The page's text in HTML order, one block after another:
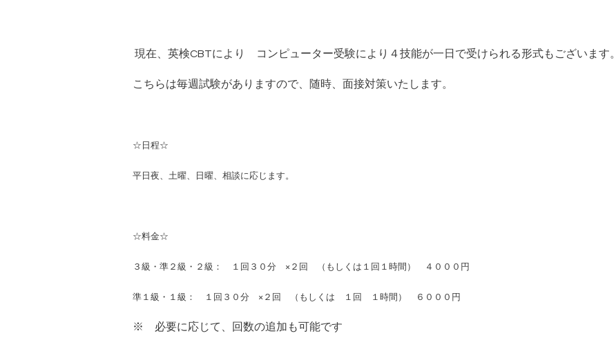
現在、英検CBTにより コンピューター受験により４技能が一日で受けられる形式もございます。
こちらは毎週試験がありますので、随時、面接対策いたします。
☆日程☆
平日夜、土曜、日曜、相談に応じます。
☆料金☆
３級・準２級・２級： １回３０分 ×２回 （もしくは１回１時間） ４０００円
準１級・１級： １回３０分 ×２回 （もしくは １回 １時間） ６０００円
※ 必要に応じて、回数の追加も可能です